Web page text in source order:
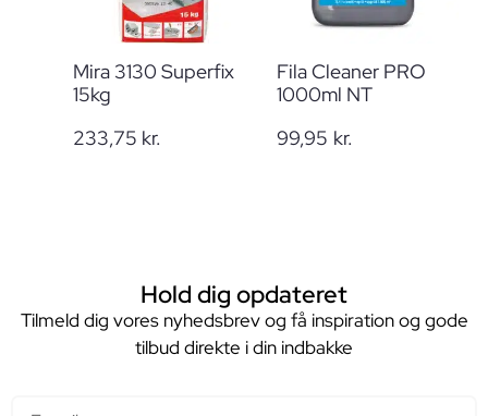
Mira 3130 Superfix
15kg
233,75 kr.
Fila Cleaner PRO
1000ml NT
99,95 kr.
Hold dig opdateret
Tilmeld dig vores nyhedsbrev og få inspiration og gode
tilbud direkte i din indbakke